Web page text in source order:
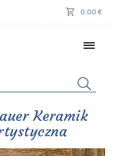
0,00 €
Keramik